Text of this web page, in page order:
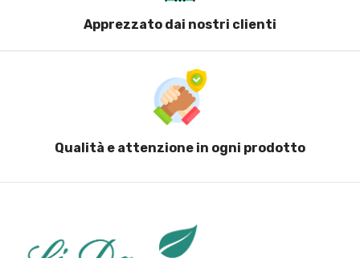
Apprezzato dai nostri clienti
Qualità e attenzione in ogni prodotto